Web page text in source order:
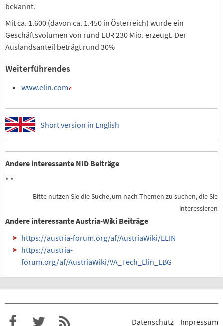
bekannt.
Mit ca. 1.600 (davon ca. 1.450 in Österreich) wurde ein
Geschäftsvolumen von rund EUR 230 Mio. erzeugt. Der
Auslandsanteil beträgt rund 30%
Weiterführendes
www.elin.com
Short version in English
Andere interessante NID Beiträge
* *
Bitte nutzen Sie die Suche, um nach Themen zu suchen, die Sie
interessieren
Andere interessante Austria-Wiki Beiträge
https://austria-forum.org/af/AustriaWiki/ELIN
https://austria-
forum.org/af/AustriaWiki/VA_Tech_Elin_EBG
Datenschutz Impressum